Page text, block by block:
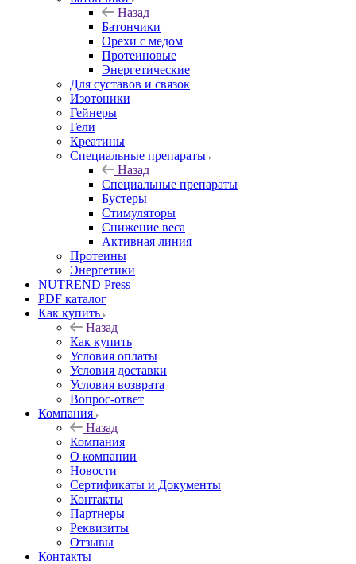
Назад
Батончики
Орехи с медом
Протеиновые
Энергетические
Для суставов и связок
Изотоники
Гейнеры
Гели
Креатины
Специальные препараты
Назад
Специальные препараты
Бустеры
Стимуляторы
Снижение веса
Активная линия
Протеины
Энергетики
NUTREND Press
PDF каталог
Как купить
Назад
Как купить
Условия оплаты
Условия доставки
Условия возврата
Вопрос-ответ
Компания
Назад
Компания
О компании
Новости
Сертификаты и Документы
Контакты
Партнеры
Реквизиты
Отзывы
Контакты